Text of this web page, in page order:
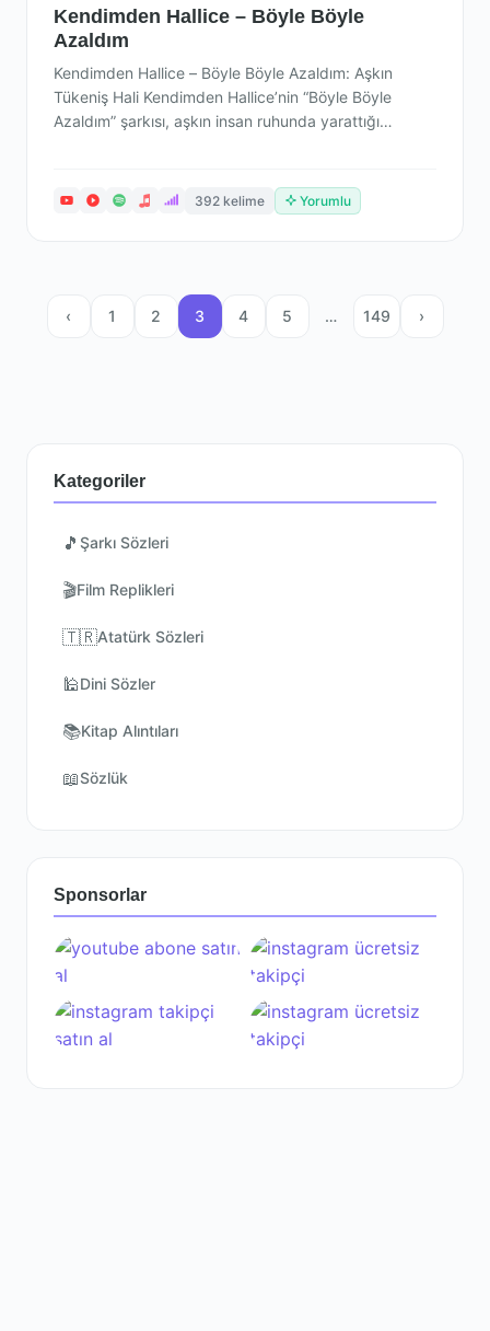
Kendimden Hallice – Böyle Böyle
Azaldım
Kendimden Hallice – Böyle Böyle Azaldım: Aşkın
Tükeniş Hali Kendimden Hallice’nin “Böyle Böyle
Azaldım” şarkısı, aşkın insan ruhunda yarattığı
392 kelime Yorumlu
Yazı sayfalaması
‹ 1 2 3 4 5 … 149 ›
Kategoriler
🎵 Şarkı Sözleri
🎬Film Replikleri
🇹🇷Atatürk Sözleri
🕌Dini Sözler
📚Kitap Alıntıları
📖Sözlük
Sponsorlar